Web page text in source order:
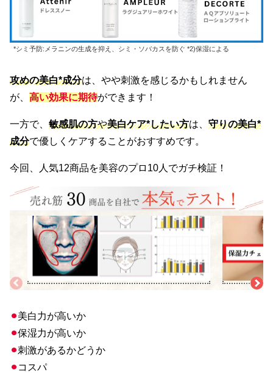
*シミ予防:メラニンの生成を抑え、シミ・ソバカスを防ぐ *2)保湿による
攻めの美白*成分は、やや刺激を感じるかもしれません
が、 高い効果に期待ができます！
一方で、 敏感肌の方や美白ケア*したい方は、 守りの美白*
成分で優しくケアすることがおすすめです。
今回、人気12商品を美容のプロ10人でガチ検証！
検証1
<美白効果>
専門カメラで美白化粧水の使用後の肌状況を毎日分析。シミ・
シワ・たるみ・毛穴などにアプローチしているか検証。また、
美白成分の充実度まで採点。
水分保持チェッ
測。1時間後の
◎と判断。
⚫︎美白力が高いか
⚫︎保湿力が高いか
⚫︎刺激があるかどうか
⚫︎ コスパ